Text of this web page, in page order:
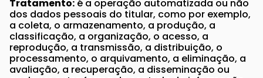
Tratamento: é a operação automatizada ou não
dos dados pessoais do titular, como por exemplo,
a coleta, o armazenamento, a produção, a
classificação, a organização, o acesso, a
reprodução, a transmissão, a distribuição, o
processamento, o arquivamento, a eliminação, a
avaliação, a recuperação, a disseminação ou